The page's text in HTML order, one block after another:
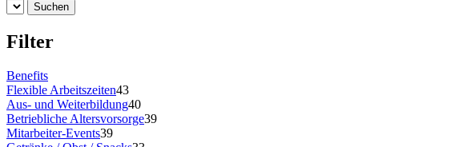
Suchen
Filter
Benefits
Flexible Arbeitszeiten43
Aus- und Weiterbildung40
Betriebliche Altersvorsorge39
Mitarbeiter-Events39